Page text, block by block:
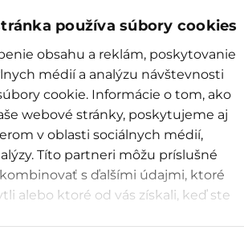
používa súbory cookies
obsahu a reklám, poskytovanie
médií a analýzu návštevnosti
cookie. Informácie o tom, ako
webové stránky, poskytujeme aj
v oblasti sociálnych médií,
Títo partneri môžu príslušné
s ďalšími údajmi, ktoré
alebo ktoré od vás získali, keď ste
GOPASS infoline
8am - 6pm
☎ +421 850 122 155
Hotel Bešeňová***
☎ 421 52 3700 201
Hotel Galéria****